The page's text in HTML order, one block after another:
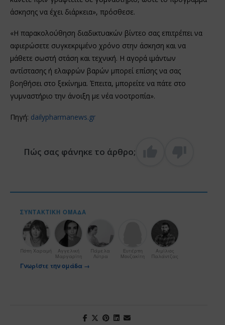
άσκησης να έχει διάρκεια», πρόσθεσε.
«Η παρακολούθηση διαδικτυακών βίντεο σας επιτρέπει να
αφιερώσετε συγκεκριμένο χρόνο στην άσκηση και να
μάθετε σωστή στάση και τεχνική. Η αγορά ιμάντων
αντίστασης ή ελαφρών βαρών μπορεί επίσης να σας
βοηθήσει στο ξεκίνημα. Έπειτα, μπορείτε να πάτε στο
γυμναστήριο την άνοιξη με νέα νοοτροπία».
Πηγή: dailypharmanews.gr
Πώς σας φάνηκε το άρθρο;
ΣΥΝΤΑΚΤΙΚΉ ΟΜΆΔΑ
Πόπη Χαραμή
Αγγελική
Μαργαρίτη
Πάμελα
Λύτρα
Ευτέρπη
Μουζακίτη
Αιμίλιος
Παλάντζας
Γνωρίστε την ομάδα →